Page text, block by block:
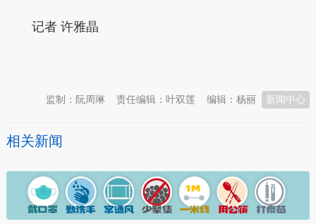
记者 许雅晶
新闻中心
编辑：杨丽
责任编辑：叶双莲
监制：阮周琳
相关新闻